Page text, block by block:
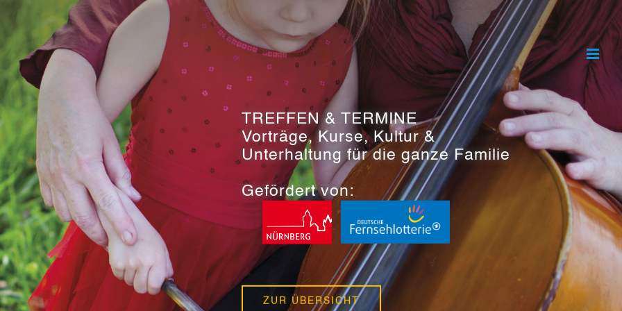
TREFFEN & TERMINE
Vorträge, Kurse, Kultur &
Unterhaltung für die ganze Familie
Gefördert von:
ZUR ÜBERSICHT